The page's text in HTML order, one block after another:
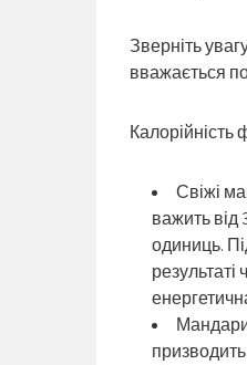
Зверніть
вважається
Калорійність
Свіжі
важить від
одиниць.
результаті